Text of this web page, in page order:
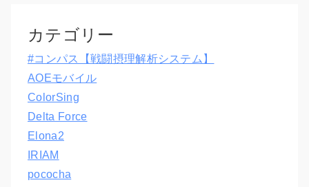
カテゴリー
#コンパス【戦闘摂理解析システム】
AOEモバイル
ColorSing
Delta Force
Elona2
IRIAM
pococha